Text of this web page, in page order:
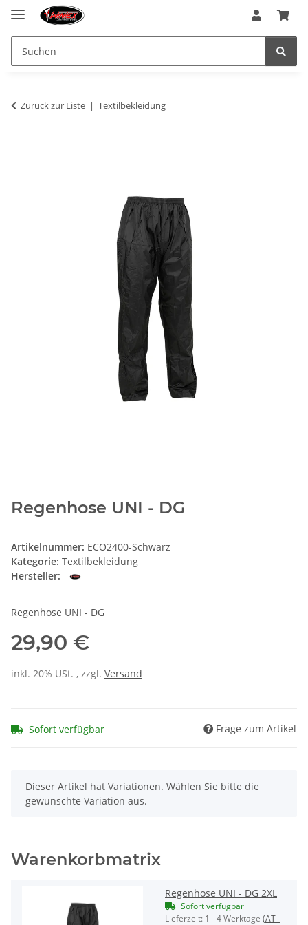
Zurück zur Liste Textilbekleidung
Regenhose UNI - DG
Artikelnummer: ECO2400-Schwarz
Kategorie: Textilbekleidung
Hersteller:
Regenhose UNI - DG
29,90 €
inkl. 20% USt. , zzgl. Versand
Sofort verfügbar Frage zum Artikel
x
Dieser Artikel hat Variationen. Wählen Sie bitte die
gewünschte Variation aus.
Warenkorbmatrix
Regenhose UNI - DG 2XL
Sofort verfügbar
Lieferzeit: 1 - 4 Werktage (AT -